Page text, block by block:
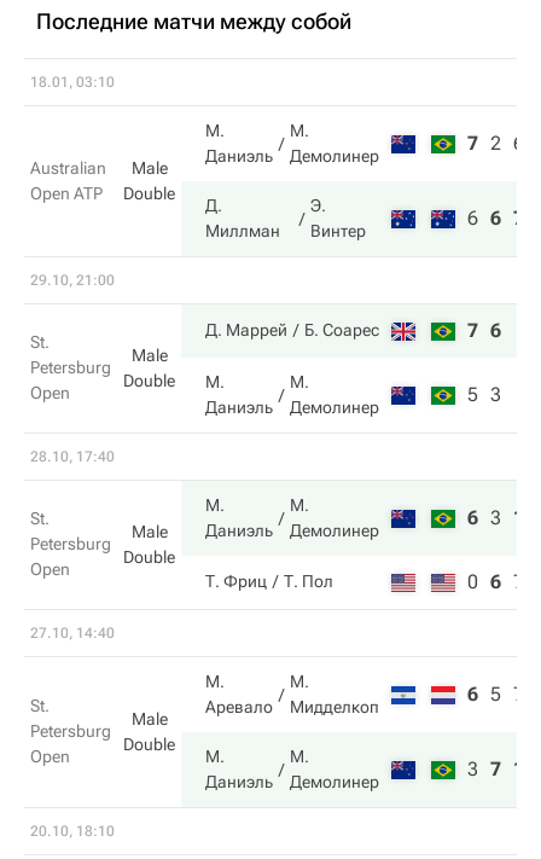
Последние матчи между собой
18.01, 03:10
Australian
Open ATP
Male
Double
М.
Даниэль
М.
Демолинер
7 2 6
Д.
Миллман
Э.
Винтер
6 6 7
29.10, 21:00
St.
Petersburg
Open
Male
Double
Д. Маррей Б. Соарес 7 6
М.
Даниэль
М.
Демолинер
5 3
28.10, 17:40
St.
Petersburg
Open
Male
Double
М.
Даниэль
М.
Демолинер
6 3 10
Т. Фриц Т. Пол 0 6 7
27.10, 14:40
St.
Petersburg
Open
Male
Double
М.
Аревало
М.
Мидделкоп
6 5 7
М.
Даниэль
М.
Демолинер
3 7 10
20.10, 18:10